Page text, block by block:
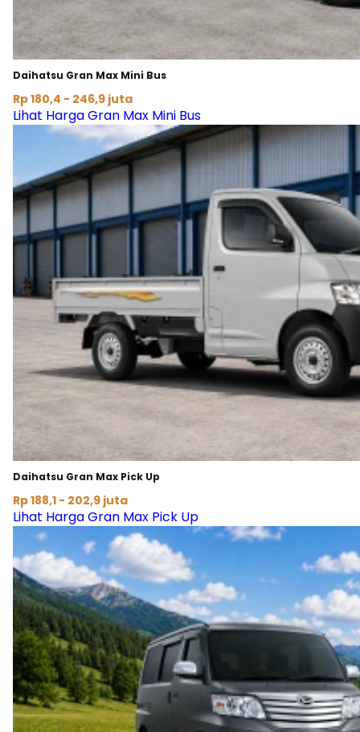
Daihatsu Gran Max Mini Bus
Rp 180,4 - 246,9 juta
Lihat Harga Gran Max Mini Bus
Daihatsu Gran Max Pick Up
Rp 188,1 - 202,9 juta
Lihat Harga Gran Max Pick Up